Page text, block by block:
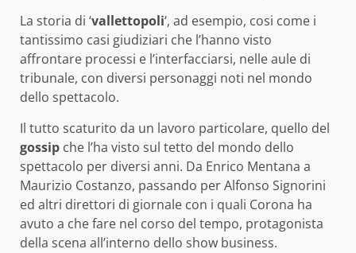
La storia di ‘vallettopoli‘, ad esempio, cosi come i
tantissimo casi giudiziari che l’hanno visto
affrontare processi e l’interfacciarsi, nelle aule di
tribunale, con diversi personaggi noti nel mondo
dello spettacolo.
Il tutto scaturito da un lavoro particolare, quello del
gossip che l’ha visto sul tetto del mondo dello
spettacolo per diversi anni. Da Enrico Mentana a
Maurizio Costanzo, passando per Alfonso Signorini
ed altri direttori di giornale con i quali Corona ha
avuto a che fare nel corso del tempo, protagonista
della scena all’interno dello show business.